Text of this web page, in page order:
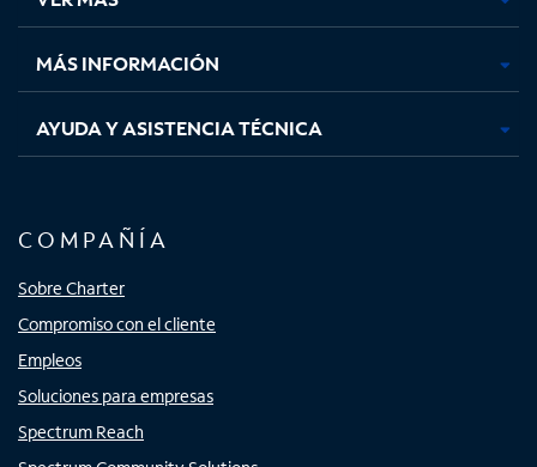
nuevanuevanuevanueva
MÁS INFORMACIÓN
AYUDA Y ASISTENCIA TÉCNICA
COMPAÑÍA
Sobre Charter
Compromiso con el cliente
Empleos
Soluciones para empresas
Spectrum Reach